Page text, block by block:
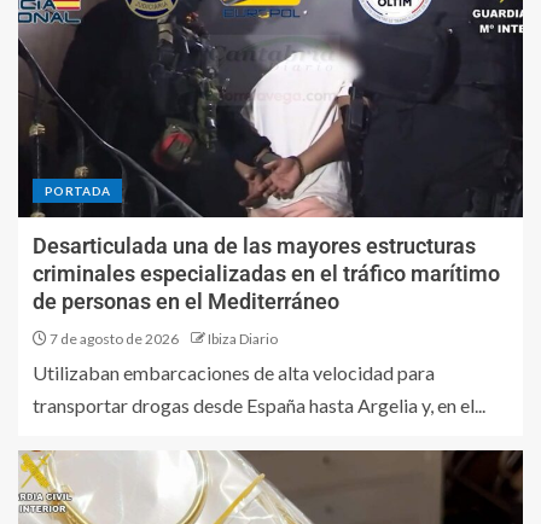
PORTADA
Desarticulada una de las mayores estructuras
criminales especializadas en el tráfico marítimo
de personas en el Mediterráneo
7 de agosto de 2026 Ibiza Diario
Utilizaban embarcaciones de alta velocidad para
transportar drogas desde España hasta Argelia y, en el...